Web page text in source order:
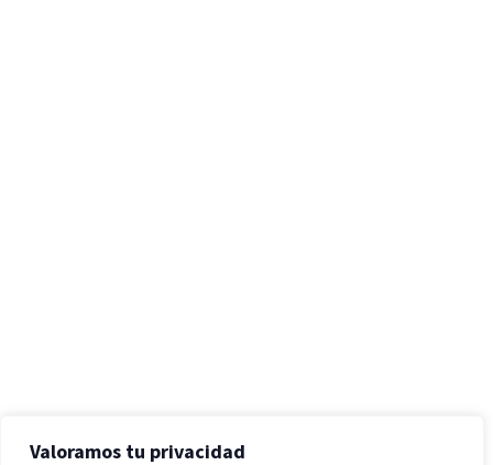
Valoramos tu privacidad